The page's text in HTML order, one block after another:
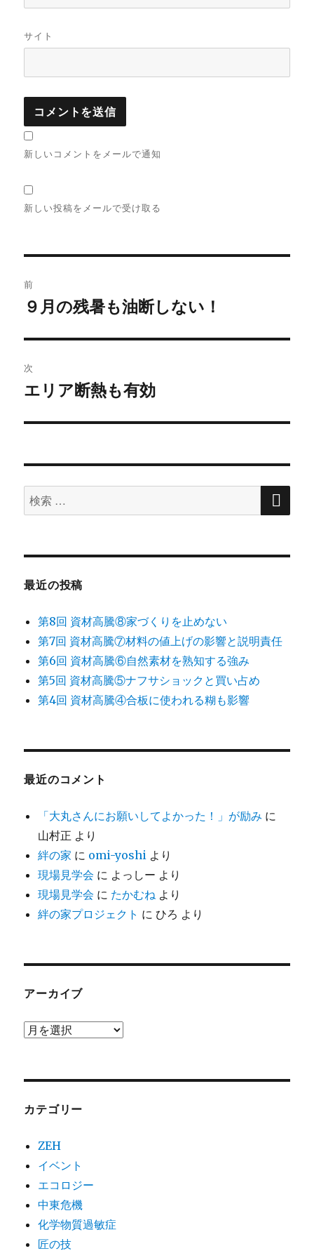
サイト
新しいコメントをメールで通知
新しい投稿をメールで受け取る
稿
ビ
ゲ
ー
ン
前
過
の
投
稿:
９月の残暑も油断しない！
次
次
投
エリア断熱も有効
検
索
象:
検
最近の投稿
第8回 資材高騰⑧家づくりを止めない
第7回 資材高騰⑦材料の値上げの影響と説明責任
第6回 資材高騰⑥自然素材を熟知する強み
第5回 資材高騰⑤ナフサショックと買い占め
第4回 資材高騰④合板に使われる糊も影響
最近のコメント
「大丸さんにお願いしてよかった！」が励み に
山村正 より
絆の家 に omi-yoshi より
現場見学会 に よっしー より
現場見学会 に たかむね より
絆の家プロジェクト にひろ より
アーカイブ
ア
ブ
カテゴリー
ZEH
イベント
エコロジー
中東危機
化学物質過敏症
匠の技